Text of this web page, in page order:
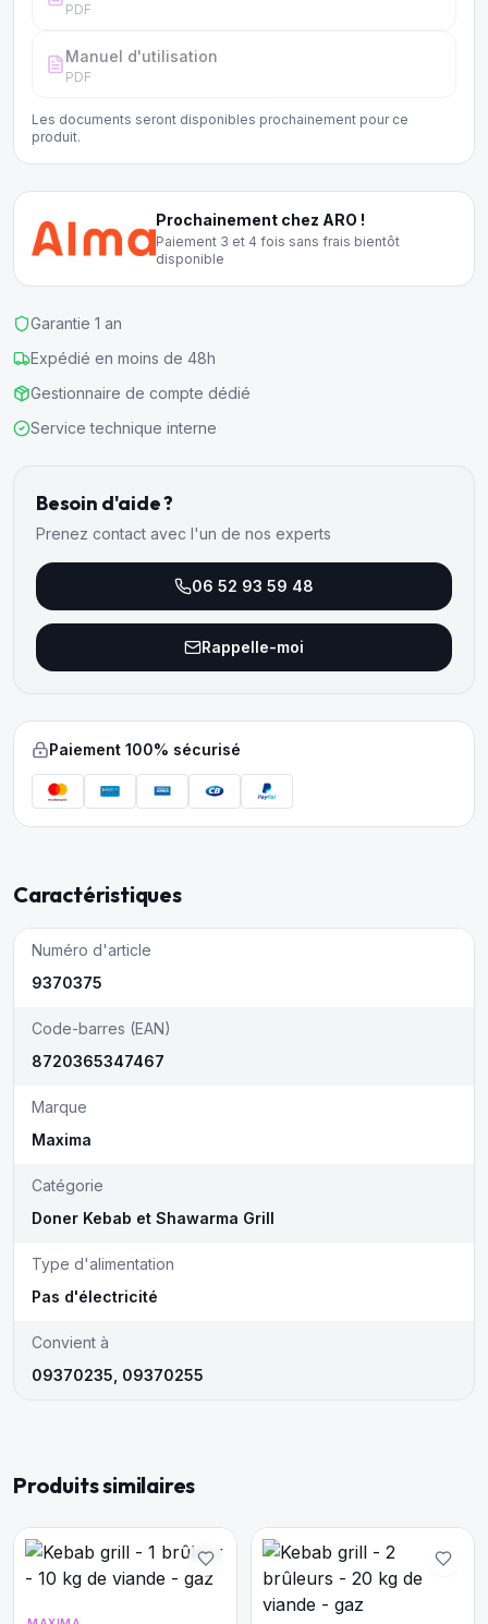
PDF
Manuel d'utilisation
PDF
Les documents seront disponibles prochainement pour ce
produit.
Prochainement chez ARO !
Paiement 3 et 4 fois sans frais bientôt
disponible
Garantie 1 an
Expédié en moins de 48h
Gestionnaire de compte dédié
Service technique interne
Besoin d'aide ?
Prenez contact avec l'un de nos experts
06 52 93 59 48
Rappelle-moi
Paiement 100% sécurisé
Caractéristiques
Numéro d'article
9370375
Code-barres (EAN)
8720365347467
Marque
Maxima
Catégorie
Doner Kebab et Shawarma Grill
Type d'alimentation
Pas d'électricité
Convient à
09370235, 09370255
Produits similaires